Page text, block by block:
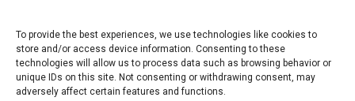
To provide the best experiences, we use technologies like cookies to
store and/or access device information. Consenting to these
technologies will allow us to process data such as browsing behavior or
unique IDs on this site. Not consenting or withdrawing consent, may
adversely affect certain features and functions.
ИНСТИТУЦИИ В ЛОВЕЧ
Административен съд Ловеч
Областна администрация Ловеч